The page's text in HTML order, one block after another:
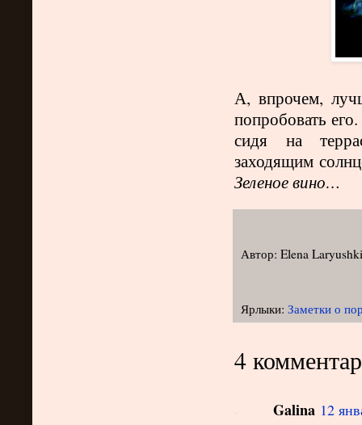
А, впрочем,
попробовать
сидя на
заходящим
Зеленое вино…
Автор: Elena
Ярлыки: Заметки о
4
Galina 12